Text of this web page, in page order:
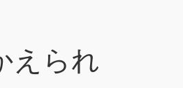
えられ